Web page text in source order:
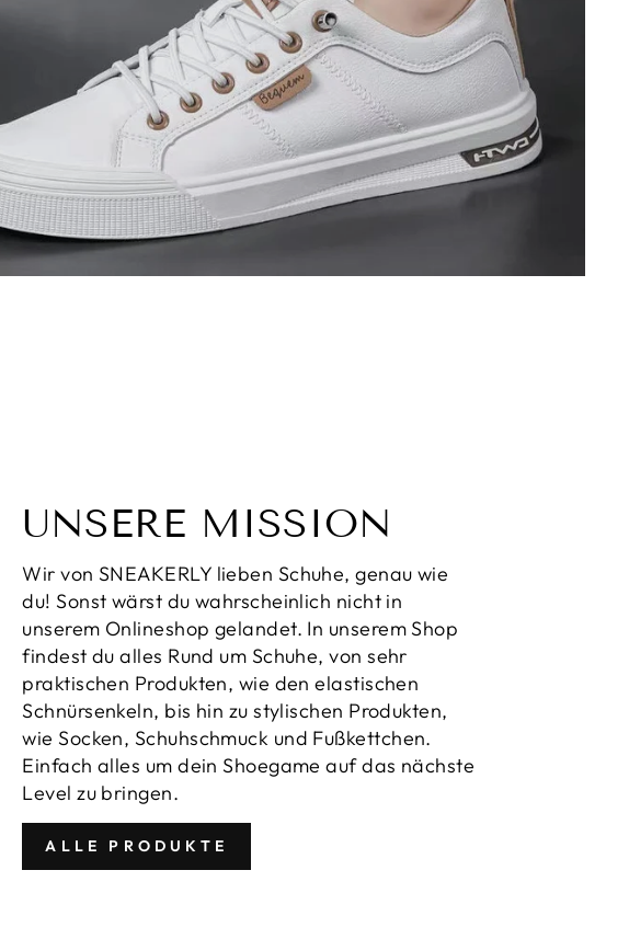
UNSERE MISSION
Wir von SNEAKERLY lieben Schuhe, genau wie
du! Sonst wärst du wahrscheinlich nicht in
unserem Onlineshop gelandet. In unserem Shop
findest du alles Rund um Schuhe, von sehr
praktischen Produkten, wie den elastischen
Schnürsenkeln, bis hin zu stylischen Produkten,
wie Socken, Schuhschmuck und Fußkettchen.
Einfach alles um dein Shoegame auf das nächste
Level zu bringen.
ALLE PRODUKTE